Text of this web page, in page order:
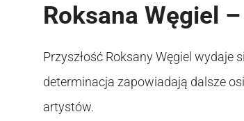
Roksana Węgiel
Przyszłość Roksany Węgiel wydaje
determinacja zapowiadają dalsze
artystów.